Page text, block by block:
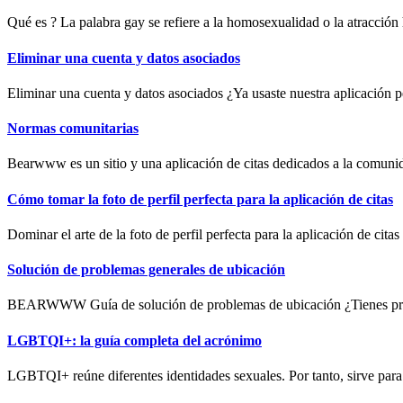
Qué es ? La palabra gay se refiere a la homosexualidad o la atracción
Eliminar una cuenta y datos asociados
Eliminar una cuenta y datos asociados ¿Ya usaste nuestra aplicación
Normas comunitarias
Bearwww es un sitio y una aplicación de citas dedicados a la
Cómo tomar la foto de perfil perfecta para la aplicación de citas
Dominar el arte de la foto de perfil perfecta para la aplicación de citas
Solución de problemas generales de ubicación
BEARWWW Guía de solución de problemas de ubicación ¿Tienes
LGBTQI+: la guía completa del acrónimo
LGBTQI+ reúne diferentes identidades sexuales. Por tanto, sirve